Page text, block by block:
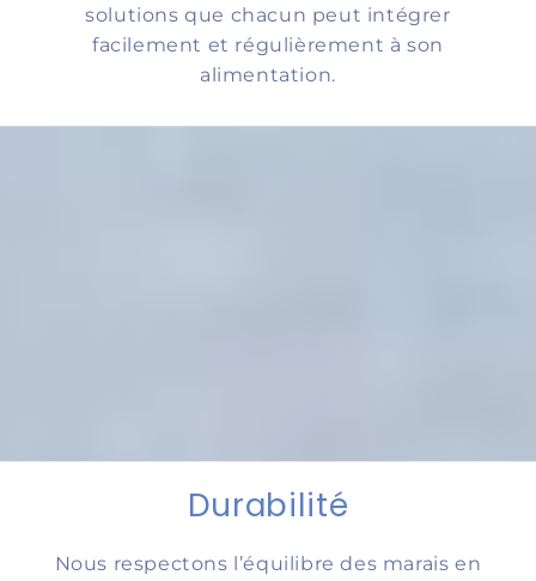
solutions que chacun peut intégrer
facilement et régulièrement à son
alimentation.
Durabilité
Nous respectons l’équilibre des marais en